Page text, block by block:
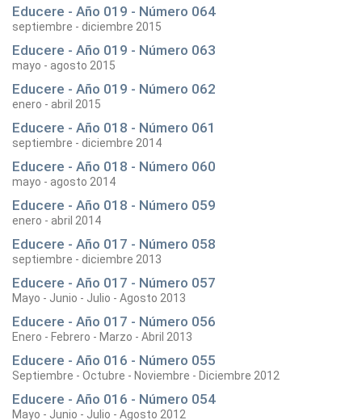
Educere - Año 019 - Número 064
septiembre - diciembre 2015
Educere - Año 019 - Número 063
mayo - agosto 2015
Educere - Año 019 - Número 062
enero - abril 2015
Educere - Año 018 - Número 061
septiembre - diciembre 2014
Educere - Año 018 - Número 060
mayo - agosto 2014
Educere - Año 018 - Número 059
enero - abril 2014
Educere - Año 017 - Número 058
septiembre - diciembre 2013
Educere - Año 017 - Número 057
Mayo - Junio - Julio - Agosto 2013
Educere - Año 017 - Número 056
Enero - Febrero - Marzo - Abril 2013
Educere - Año 016 - Número 055
Septiembre - Octubre - Noviembre - Diciembre 2012
Educere - Año 016 - Número 054
Mayo - Junio - Julio - Agosto 2012